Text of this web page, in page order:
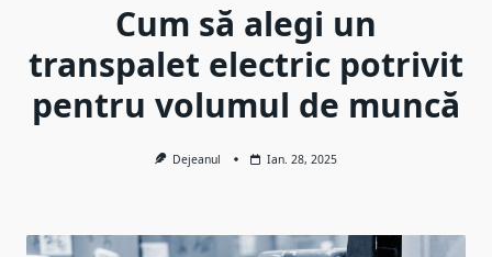
Cum să alegi un
transpalet electric potrivit
pentru volumul de muncă
Dejeanul Ian. 28, 2025